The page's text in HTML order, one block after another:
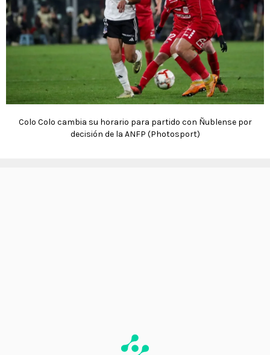
Colo Colo cambia su horario para partido con Ñublense por
decisión de la ANFP (Photosport)